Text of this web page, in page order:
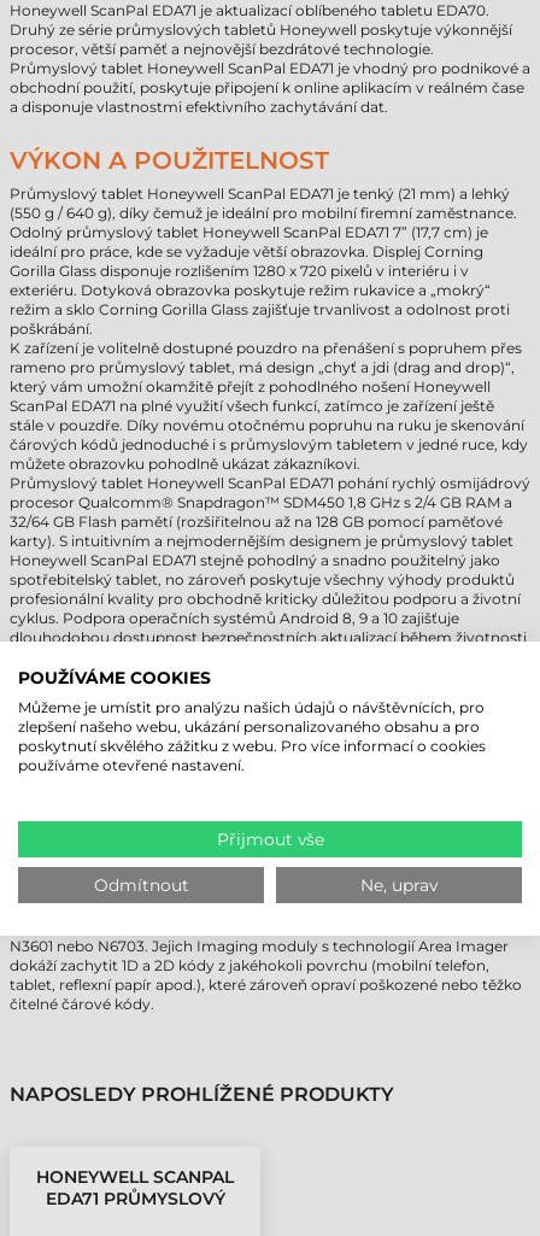
Honeywell ScanPal EDA71 je aktualizací oblíbeného tabletu EDA70.
Druhý ze série průmyslových tabletů Honeywell poskytuje výkonnější
procesor, větší paměť a nejnovější bezdrátové technologie.
Průmyslový tablet Honeywell ScanPal EDA71 je vhodný pro podnikové a
obchodní použití, poskytuje připojení k online aplikacím v reálném čase
a disponuje vlastnostmi efektivního zachytávání dat.
VÝKON A POUŽITELNOST
Průmyslový tablet Honeywell ScanPal EDA71 je tenký (21 mm) a lehký
(550 g / 640 g), díky čemuž je ideální pro mobilní firemní zaměstnance.
Odolný průmyslový tablet Honeywell ScanPal EDA71 7” (17,7 cm) je
ideální pro práce, kde se vyžaduje větší obrazovka. Displej Corning
Gorilla Glass disponuje rozlišením 1280 x 720 pixelů v interiéru i v
exteriéru. Dotyková obrazovka poskytuje režim rukavice a „mokrý“
režim a sklo Corning Gorilla Glass zajišťuje trvanlivost a odolnost proti
poškrábání.
K zařízení je volitelně dostupné pouzdro na přenášení s popruhem přes
rameno pro průmyslový tablet, má design „chyť a jdi (drag and drop)“,
který vám umožní okamžitě přejít z pohodlného nošení Honeywell
ScanPal EDA71 na plné využití všech funkcí, zatímco je zařízení ještě
stále v pouzdře. Díky novému otočnému popruhu na ruku je skenování
čárových kódů jednoduché i s průmyslovým tabletem v jedné ruce, kdy
můžete obrazovku pohodlně ukázat zákazníkovi.
Průmyslový tablet Honeywell ScanPal EDA71 pohání rychlý osmijádrový
procesor Qualcomm® Snapdragon™ SDM450 1,8 GHz s 2/4 GB RAM a
32/64 GB Flash pamětí (rozšiřitelnou až na 128 GB pomocí paměťové
karty). S intuitivním a nejmodernějším designem je průmyslový tablet
Honeywell ScanPal EDA71 stejně pohodlný a snadno použitelný jako
spotřebitelský tablet, no zároveň poskytuje všechny výhody produktů
profesionální kvality pro obchodně kriticky důležitou podporu a životní
cyklus. Podpora operačních systémů Android 8, 9 a 10 zajišťuje
dlouhodobou dostupnost bezpečnostních aktualizací během životnosti
dostupné se dvěma velikostmi baterie – 4000 mAh nebo 8700 mAh –
Dostupnost v reálném čase a bezpečné a stabilní připojení podporuje
bezdrátová technologie průmyslového tabletu Honeywell ScanPal
EDA71 WLAN (802.11 a / b / g / n / ac), Bluetooth 4.2 a zároveň podporuje
i NFC, díky čemuž je obzvlášť vhodný pro firmy pro obchodně kritické
pracovních postupů na místě pomocí 13megapixelového zadního
fotoaparátu. Ačkoli smartphony a tablety na běžné použití dokáží
softwarově skenovat čárové kódy prostřednictvím svých kamer,
efektivní práce s těmito zařízeními není možná, stačí si vzpomenout na
algoritmus na opravu chyb. Pro vysokorychlostní a pohodlný sběr
N3601 nebo N6703. Jejich Imaging moduly s technologií Area Imager
dokáží zachytit 1D a 2D kódy z jakéhokoli povrchu (mobilní telefon,
tablet, reflexní papír apod.), které zároveň opraví poškozené nebo těžko
čitelné čárové kódy.
NAPOSLEDY PROHLÍŽENÉ PRODUKTY
HONEYWELL SCANPAL
EDA71 PRŮMYSLOVÝ
POUŽÍVÁME COOKIES
Můžeme je umístit pro analýzu našich údajů o návštěvnících, pro
zlepšení našeho webu, ukázání personalizovaného obsahu a pro
poskytnutí skvělého zážitku z webu. Pro více informací o cookies
používáme otevřené nastavení.
Přijmout vše
Odmítnout Ne, uprav